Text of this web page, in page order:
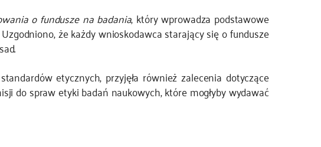
o fundusze na badania, który wprowadza podstawowe
że każdy wnioskodawca starający się o fundusze
etycznych, przyjęła również zalecenia dotyczące
do spraw etyki badań naukowych, które mogłyby wydawać